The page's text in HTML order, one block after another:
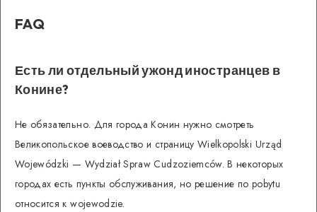
FAQ
Есть ли отдельный ужонд иностранцев в
Конине?
Не обязательно. Для города Конин нужно смотреть
Великопольское воеводство и страницу Wielkopolski Urząd
Wojewódzki — Wydział Spraw Cudzoziemców. В некоторых
городах есть пункты обслуживания, но решение по pobytu
относится к wojewodzie.